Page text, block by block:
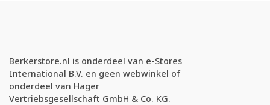
Berkerstore.nl is onderdeel van e-Stores
International B.V. en geen webwinkel of
onderdeel van Hager
Vertriebsgesellschaft GmbH & Co. KG.